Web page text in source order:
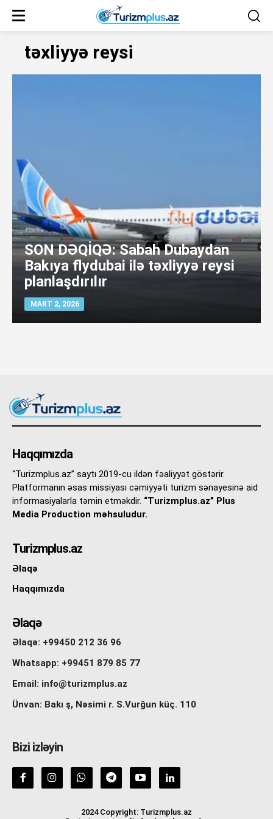
təxliyyə reysi
SON DƏQİQƏ: Sabah Dubaydan
Bakıya flydubai ilə təxliyyə reysi
planlaşdırılır
MART 2, 2026
Haqqımızda
“Turizmplus.az” saytı 2019-cu ildən fəaliyyət göstərir.
Platformanın əsas missiyası cəmiyyəti turizm sənayesinə aid
informasiyalarla təmin etməkdir. “Turizmplus.az” Plus
Media Production məhsuludur.
Turizmplus.az
Əlaqə
Haqqımızda
Əlaqə
Əlaqə: +99450 212 36 96
Whatsapp: +99451 879 85 77
Email: info@turizmplus.az
Ünvan: Bakı ş, Nəsimi r. S.Vurğun küç. 110
Bizi izləyin
2024 Copyright: Turizmplus.az